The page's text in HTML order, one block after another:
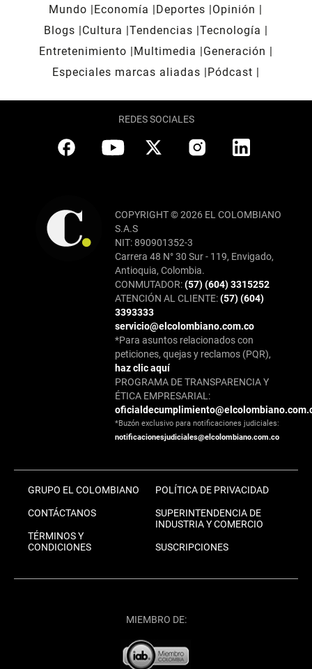
Mundo Economía Deportes
Opinión
Blogs
Cultura Tendencias Tecnología
Entretenimiento
Multimedia
Generación
Especiales marcas aliadas
Pódcast
REDES SOCIALES
COPYRIGHT © 2026 EL COLOMBIANO
S.A.S
NIT: 890901352-3
Carrera 48 N° 30 Sur - 119, Envigado,
Antioquia, Colombia.
CONMUTADOR:(57) (604) 3315252
ATENCIÓN AL CLIENTE:(57) (604)
3393333
servicio@elcolombiano.com.co
*Para asuntos relacionados con
peticiones, quejas y reclamos (PQR),
haz clic aquí
PROGRAMA DE TRANSPARENCIA Y
ÉTICA EMPRESARIAL:
*Buzón exclusivo para notificaciones judiciales:
notificacionesjudiciales@elcolombiano.com.co
GRUPO EL COLOMBIANO
CONTÁCTANOS
TÉRMINOS Y
CONDICIONES
POLÍTICA DE PRIVACIDAD
SUPERINTENDENCIA DE
INDUSTRIA Y COMERCIO
SUSCRIPCIONES
MIEMBRO DE: